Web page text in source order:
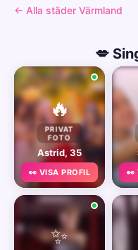
← Alla städer Värmland
💋
🔥
PRIVAT
FOTO
Astrid, 35
👀 VISA PROFIL 👀
✨